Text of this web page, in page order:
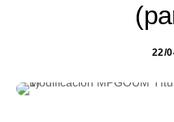
22/